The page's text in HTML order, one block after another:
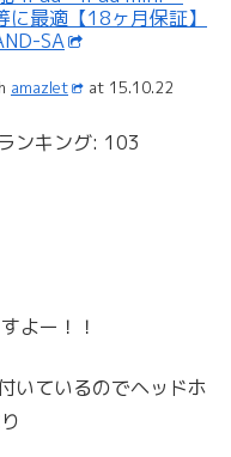
に最適【18ヶ月保証】
SA
amazlet at 15.10.22
ンキング: 103
よー！！
いているのでヘッドホ